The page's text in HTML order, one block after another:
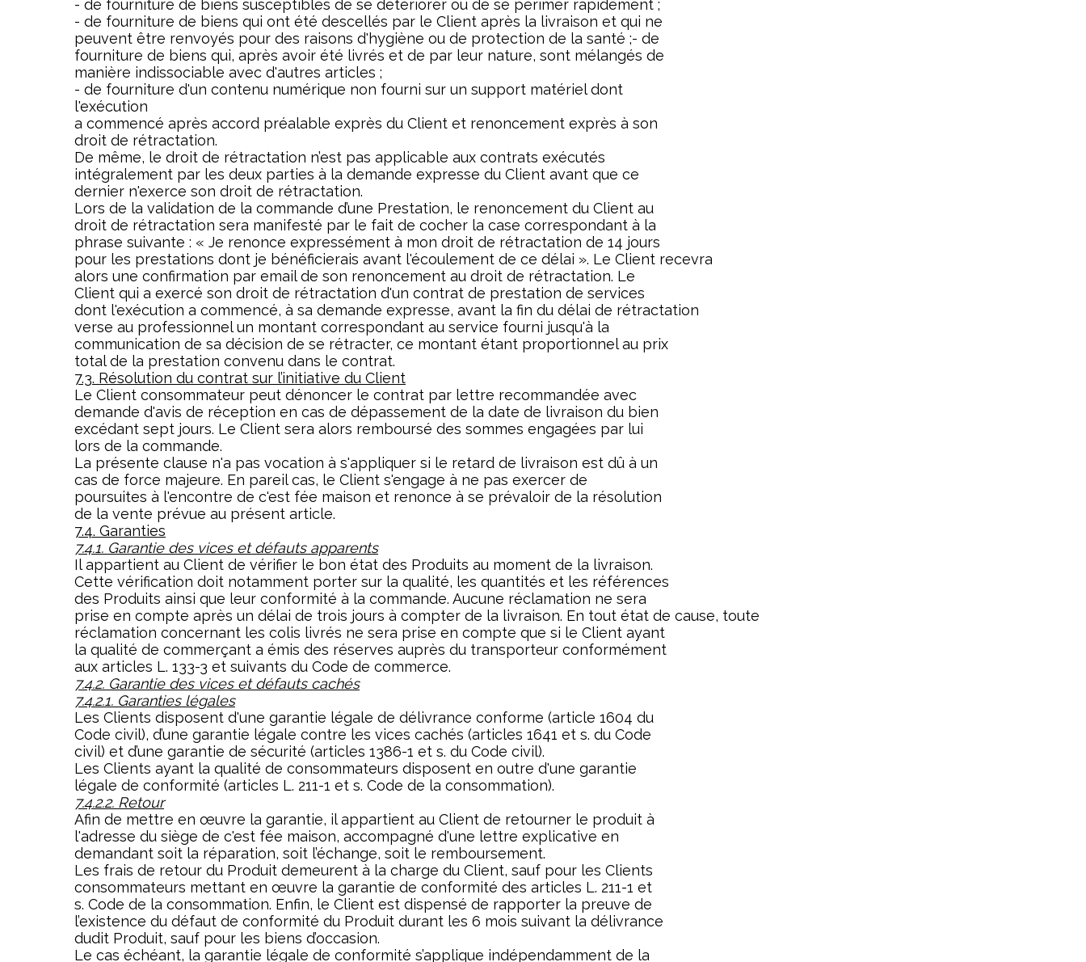
- de fourniture de biens susceptibles de se détériorer ou de se périmer rapidement ;
- de fourniture de biens qui ont été descellés par le Client après la livraison et qui ne
peuvent être renvoyés pour des raisons d'hygiène ou de protection de la santé ;- de
fourniture de biens qui, après avoir été livrés et de par leur nature, sont mélangés de
manière indissociable avec d'autres articles ;
- de fourniture d'un contenu numérique non fourni sur un support matériel dont
l'exécution
a commencé après accord préalable exprès du Client et renoncement exprès à son
droit de rétractation.
De même, le droit de rétractation n’est pas applicable aux contrats exécutés
intégralement par les deux parties à la demande expresse du Client avant que ce
dernier n'exerce son droit de rétractation.
Lors de la validation de la commande d’une Prestation, le renoncement du Client au
droit de rétractation sera manifesté par le fait de cocher la case correspondant à la
phrase suivante : « Je renonce expressément à mon droit de rétractation de 14 jours
pour les prestations dont je bénéficierais avant l'écoulement de ce délai ». Le Client recevra
alors une confirmation par email de son renoncement au droit de rétractation. Le
Client qui a exercé son droit de rétractation d'un contrat de prestation de services
dont l'exécution a commencé, à sa demande expresse, avant la fin du délai de rétractation
verse au professionnel un montant correspondant au service fourni jusqu'à la
communication de sa décision de se rétracter, ce montant étant proportionnel au prix
total de la prestation convenu dans le contrat.
7.3. Résolution du contrat sur l’initiative du Client
Le Client consommateur peut dénoncer le contrat par lettre recommandée avec
demande d'avis de réception en cas de dépassement de la date de livraison du bien
excédant sept jours. Le Client sera alors remboursé des sommes engagées par lui
lors de la commande.
La présente clause n'a pas vocation à s'appliquer si le retard de livraison est dû à un
cas de force majeure. En pareil cas, le Client s'engage à ne pas exercer de
poursuites à l'encontre de c'est fée maison et renonce à se prévaloir de la résolution
de la vente prévue au présent article.
7.4. Garanties
7.4.1. Garantie des vices et défauts apparents
Il appartient au Client de vérifier le bon état des Produits au moment de la livraison.
Cette vérification doit notamment porter sur la qualité, les quantités et les références
des Produits ainsi que leur conformité à la commande. Aucune réclamation ne sera
prise en compte après un délai de trois jours à compter de la livraison. En tout état de cause, toute
réclamation concernant les colis livrés ne sera prise en compte que si le Client ayant
la qualité de commerçant a émis des réserves auprès du transporteur conformément
aux articles L. 133-3 et suivants du Code de commerce.
7.4.2. Garantie des vices et défauts cachés
7.4.2.1. Garanties légales
Les Clients disposent d'une garantie légale de délivrance conforme (article 1604 du
Code civil), d’une garantie légale contre les vices cachés (articles 1641 et s. du Code
civil) et d’une garantie de sécurité (articles 1386-1 et s. du Code civil).
Les Clients ayant la qualité de consommateurs disposent en outre d'une garantie
légale de conformité (articles L. 211-1 et s. Code de la consommation).
7.4.2.2. Retour
Afin de mettre en œuvre la garantie, il appartient au Client de retourner le produit à
l'adresse du siège de c'est fée maison, accompagné d'une lettre explicative en
demandant soit la réparation, soit l’échange, soit le remboursement.
Les frais de retour du Produit demeurent à la charge du Client, sauf pour les Clients
consommateurs mettant en œuvre la garantie de conformité des articles L. 211-1 et
s. Code de la consommation. Enfin, le Client est dispensé de rapporter la preuve de
l’existence du défaut de conformité du Produit durant les 6 mois suivant la délivrance
dudit Produit, sauf pour les biens d’occasion.
Le cas échéant, la garantie légale de conformité s’applique indépendamment de la